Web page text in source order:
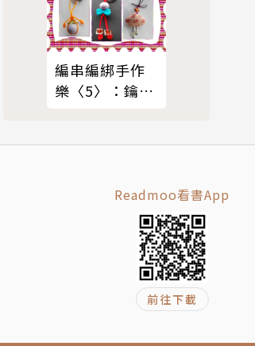
編串編綁手作
樂〈5〉：鑰匙
Readmoo看書App
前往下載